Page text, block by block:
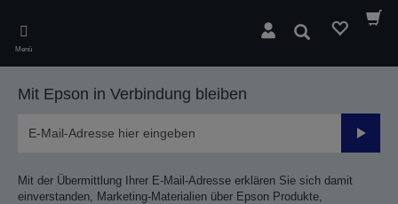
main
content
Menü
Suchen
Mit Epson in Verbindung bleiben
Mit der Übermittlung Ihrer E-Mail-Adresse erklären Sie sich damit
einverstanden, Marketing-Materialien über Epson Produkte,